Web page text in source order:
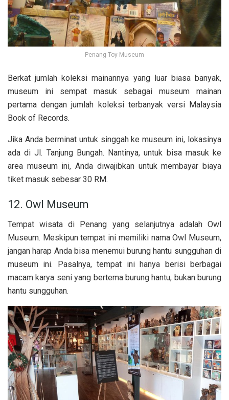
Penang Toy Museum
Berkat jumlah koleksi mainannya yang luar biasa banyak,
museum ini sempat masuk sebagai museum mainan
pertama dengan jumlah koleksi terbanyak versi Malaysia
Book of Records.
Jika Anda berminat untuk singgah ke museum ini, lokasinya
ada di Jl. Tanjung Bungah. Nantinya, untuk bisa masuk ke
area museum ini, Anda diwajibkan untuk membayar biaya
tiket masuk sebesar 30 RM.
12. Owl Museum
Tempat wisata di Penang yang selanjutnya adalah Owl
Museum. Meskipun tempat ini memiliki nama Owl Museum,
jangan harap Anda bisa menemui burung hantu sungguhan di
museum ini. Pasalnya, tempat ini hanya berisi berbagai
macam karya seni yang bertema burung hantu, bukan burung
hantu sungguhan.